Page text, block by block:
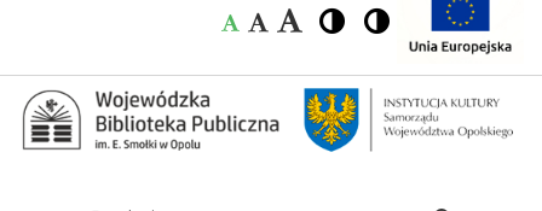
Emanuela
Smołki
w
Czcionka:
Czcionka
Czcionka
Czcionka
Wysoki
kontrast
Wysoki
kontrast